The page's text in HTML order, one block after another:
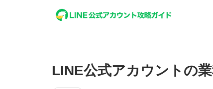
LINE公式アカウントの